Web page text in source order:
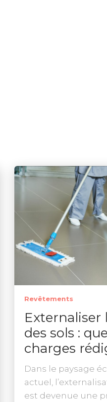
Revêtements
Externaliser
des sols :
charges
Dans le paysage
actuel,
est devenue une